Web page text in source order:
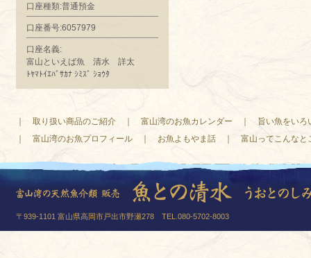
口座種類:普通預金
口座番号:6057979
口座名義:
富山といえば魚 清水 詳太
ﾄﾔﾏﾄｲｴﾊﾞｻｶﾅ ｼﾐｽﾞ ｼｮｳﾀ
取り扱い商品のご紹介 富山湾のお魚カレンダー
旨い魚をいろ
富山湾のお魚プロフィール お魚よもやま話 富山ってこんなと
〒939-1101 富山県高岡市戸出市野瀬278 TEL.080-5702-8003